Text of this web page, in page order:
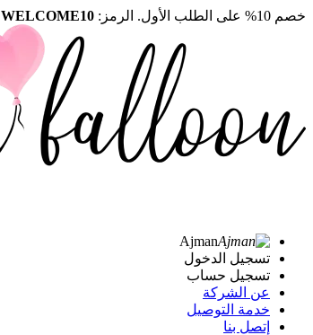
خصم 10% على الطلب الأول. الرمز: WELCOME10
Ajman
تسجيل الدخول
تسجيل حساب
عن الشركة
خدمة التوصيل
إتصل بنا